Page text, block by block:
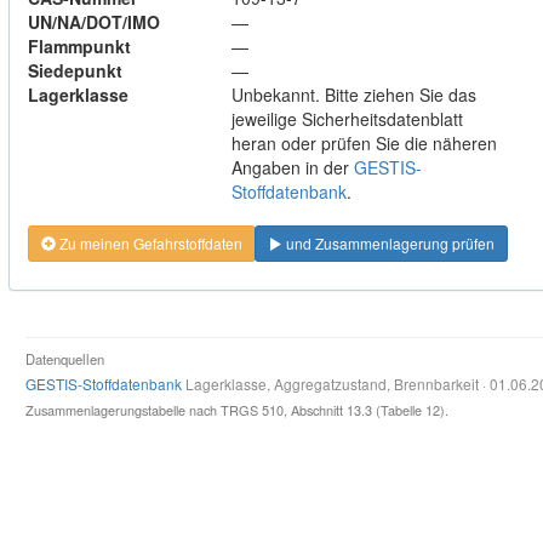
UN/NA/DOT/IMO
—
Flammpunkt
—
Siedepunkt
—
Lagerklasse
Unbekannt. Bitte ziehen Sie das
jeweilige Sicherheitsdatenblatt
heran oder prüfen Sie die näheren
Angaben in der GESTIS-
Stoffdatenbank.
Zu meinen Gefahrstoffdaten und Zusammenlagerung prüfen
Datenquellen
GESTIS-Stoffdatenbank Lagerklasse, Aggregatzustand, Brennbarkeit ·
Zusammenlagerungstabelle nach TRGS 510, Abschnitt 13.3 (Tabelle 12).